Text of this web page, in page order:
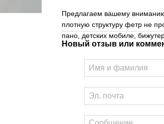
Предлагаем вашему
плотную структуру фетр не
пано, детских мобиле,
Новый отзыв или